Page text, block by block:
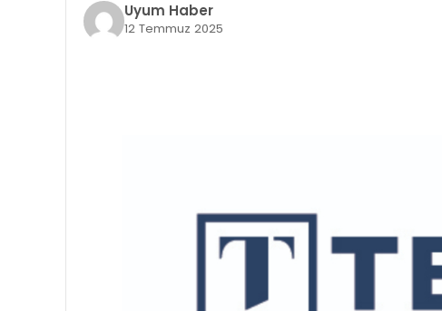
Uyum Haber
12 Temmuz 2025